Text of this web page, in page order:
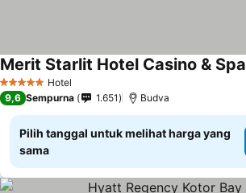
5 Bintang Hotel
Merit Starlit Hotel Casino & Spa
9,6 Sempurna 1.651 Budva
Pilih tanggal untuk melihat harga yang
sama